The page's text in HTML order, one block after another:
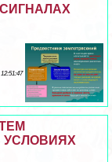
УСЛОВИЯХ